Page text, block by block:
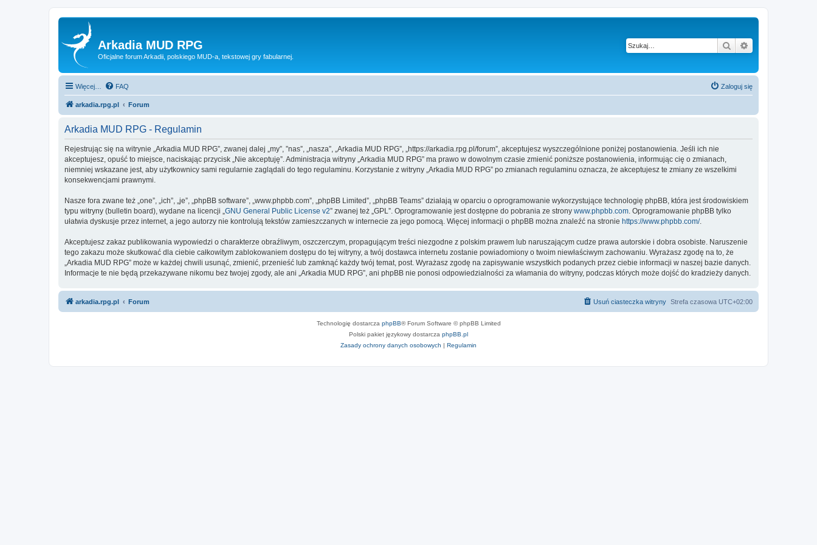
Arkadia MUD RPG
Oficjalne forum Arkadii, polskiego MUD-a, tekstowej gry fabularnej.
Szukaj
Więcej… FAQ Zaloguj się
arkadia.rpg.pl Forum
Arkadia MUD RPG - Regulamin
Rejestrując się na witrynie „Arkadia MUD RPG”, zwanej dalej „my”, ”nas”, „nasza”, „Arkadia MUD RPG”, „https://arkadia.rpg.pl/forum”, akceptujesz wyszczególnione poniżej postanowienia. Jeśli ich nie
akceptujesz, opuść to miejsce, naciskając przycisk „Nie akceptuję”. Administracja witryny „Arkadia MUD RPG” ma prawo w dowolnym czasie zmienić poniższe postanowienia, informując cię o zmianach,
niemniej wskazane jest, aby użytkownicy sami regularnie zaglądali do tego regulaminu. Korzystanie z witryny „Arkadia MUD RPG” po zmianach regulaminu oznacza, że akceptujesz te zmiany ze wszelkimi
konsekwencjami prawnymi.
Nasze fora zwane też „one”, „ich”, „je”, „phpBB software”, „www.phpbb.com”, „phpBB Limited”, „phpBB Teams” działają w oparciu o oprogramowanie wykorzystujące technologię phpBB, która jest środowiskiem
typu witryny (bulletin board), wydane na licencji „GNU General Public License v2” zwanej też „GPL”. Oprogramowanie jest dostępne do pobrania ze strony www.phpbb.com. Oprogramowanie phpBB tylko
ułatwia dyskusje przez internet, a jego autorzy nie kontrolują tekstów zamieszczanych w internecie za jego pomocą. Więcej informacji o phpBB można znaleźć na stronie https://www.phpbb.com/.
Akceptujesz zakaz publikowania wypowiedzi o charakterze obraźliwym, oszczerczym, propagującym treści niezgodne z polskim prawem lub naruszającym cudze prawa autorskie i dobra osobiste. Naruszenie
tego zakazu może skutkować dla ciebie całkowitym zablokowaniem dostępu do tej witryny, a twój dostawca internetu zostanie powiadomiony o twoim niewłaściwym zachowaniu. Wyrażasz zgodę na to, że
„Arkadia MUD RPG” może w każdej chwili usunąć, zmienić, przenieść lub zamknąć każdy twój temat, post. Wyrażasz zgodę na zapisywanie wszystkich podanych przez ciebie informacji w naszej bazie danych.
Informacje te nie będą przekazywane nikomu bez twojej zgody, ale ani „Arkadia MUD RPG”, ani phpBB nie ponosi odpowiedzialności za włamania do witryny, podczas których może dojść do kradzieży danych.
arkadia.rpg.pl Forum Strefa czasowa UTC+02:00
Usuń ciasteczka witryny
Technologię dostarcza phpBB® Forum Software © phpBB Limited
Polski pakiet językowy dostarcza phpBB.pl
Zasady ochrony danych osobowych | Regulamin